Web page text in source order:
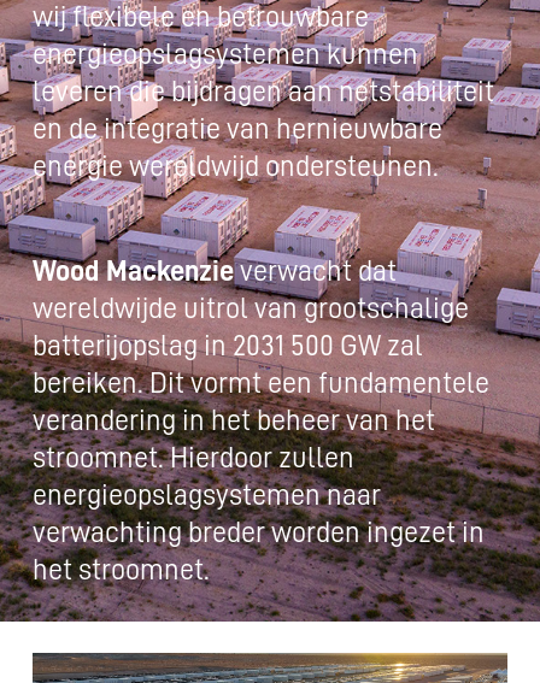
wij flexibele en betrouwbare
energieopslagsystemen kunnen
leveren die bijdragen aan netstabiliteit
en de integratie van hernieuwbare
energie wereldwijd ondersteunen.
Wood Mackenzie verwacht dat
wereldwijde uitrol van grootschalige
batterijopslag in 2031 500 GW zal
bereiken. Dit vormt een fundamentele
verandering in het beheer van het
stroomnet. Hierdoor zullen
energieopslagsystemen naar
verwachting breder worden ingezet in
het stroomnet.